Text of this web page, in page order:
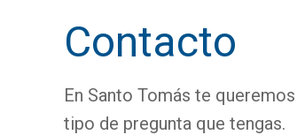
Contacto
En Santo Tomás te
tipo de pregunta que tengas.